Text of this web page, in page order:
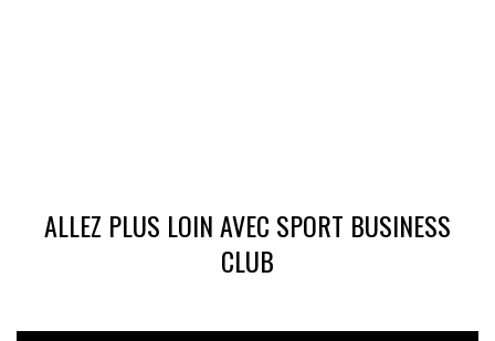
ALLEZ PLUS LOIN AVEC SPORT BUSINESS
CLUB